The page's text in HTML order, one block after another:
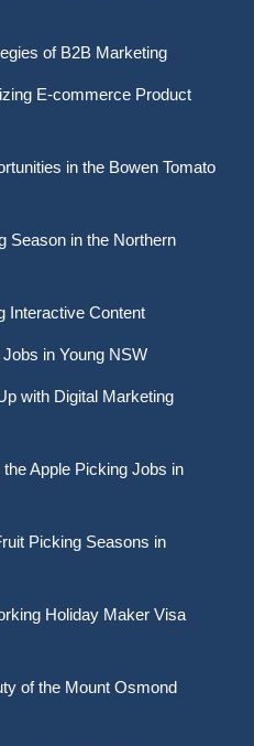
of B2B Marketing
E-commerce Product
in the Bowen Tomato
Season in the Northern
Interactive Content
in Young NSW
with Digital Marketing
Apple Picking Jobs in
Picking Seasons in
Holiday Maker Visa
of the Mount Osmond